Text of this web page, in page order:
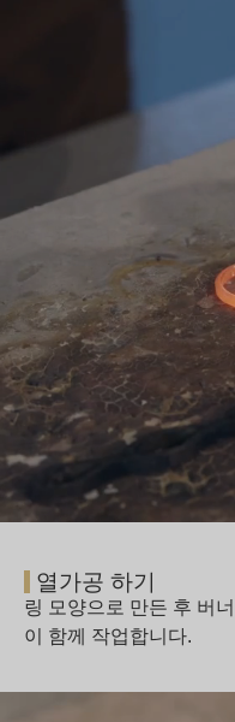
열가공 하기
링 모양으로 만든 후 버
이 함께 작업합니다.